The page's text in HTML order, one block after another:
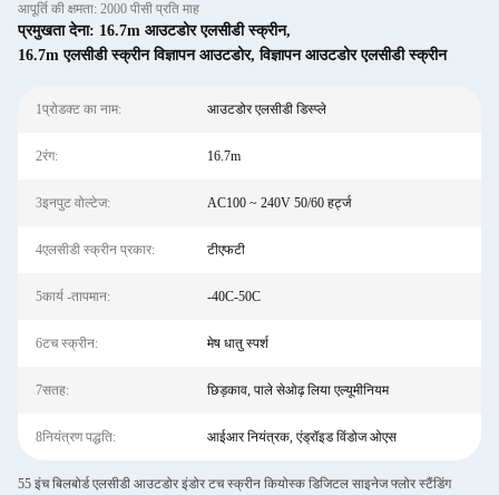
आपूर्ति की क्षमता: 2000 पीसी प्रति माह
प्रमुखता देना: 16.7m आउटडोर एलसीडी स्क्रीन,
16.7m एलसीडी स्क्रीन विज्ञापन आउटडोर,विज्ञापन आउटडोर एलसीडी स्क्रीन
1प्रोडक्ट का नाम: आउटडोर एलसीडी डिस्प्ले
2रंग: 16.7m
3इनपुट वोल्टेज: AC100 ~ 240V 50/60 हर्ट्ज
4एलसीडी स्क्रीन प्रकार: टीएफटी
5कार्य -तापमान: -40C-50C
6टच स्क्रीन: मेष धातु स्पर्श
7सतह: छिड़काव, पाले सेओढ़ लिया एल्यूमीनियम
8नियंत्रण पद्धति: आईआर नियंत्रक, एंड्रॉइड विंडोज ओएस
55 इंच बिलबोर्ड एलसीडी आउटडोर इंडोर टच स्क्रीन कियोस्क डिजिटल साइनेज फ्लोर स्टैंडिंग